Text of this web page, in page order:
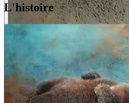
L'histoire